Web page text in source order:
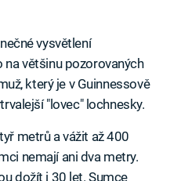
vysvětlení
na většinu pozorovaných
který je v Guinnessově
"lovec" lochnesky.
metrů a vážit až 400
nemají ani dva metry.
dožít i 30 let. Sumce